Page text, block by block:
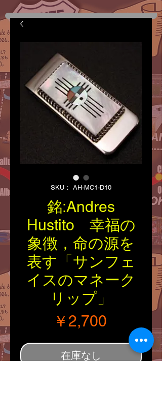
SKU： AH-MC1-D10
銘:Andres
Hustito 幸福の
象徴，命の源を
表す「サンフェ
イスのマネーク
リップ」
￥2,700価格
在庫なし